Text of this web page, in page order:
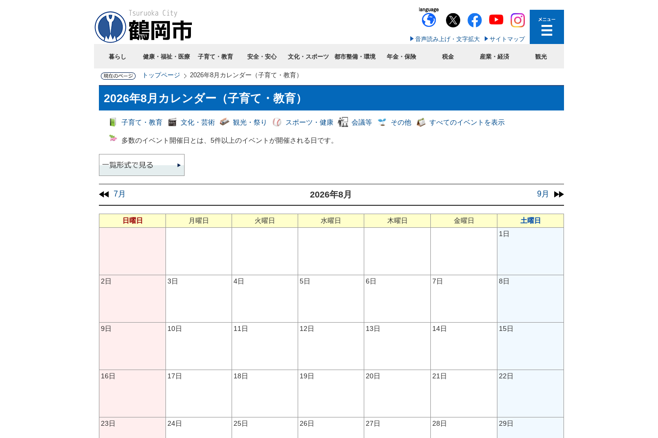
音声読み上げ・文字拡大 サイトマップ
暮らし 健康・福祉・医療 子育て・教育 安全・安心 文化・スポーツ 都市整備・環境 年金・保険 税金 産業・経済 観光
トップページ 2026年8月カレンダー（子育て・教育）
2026年8月カレンダー（子育て・教育）
子育て・教育 文化・芸術 観光・祭り スポーツ・健康 会議等 その他 すべてのイベントを表示
多数のイベント開催日とは、5件以上のイベントが開催される日です。
7月 9月
2026年8月
日曜日 月曜日 火曜日 水曜日 木曜日 金曜日
土曜日
1日
2日 3日 4日 5日 6日 7日 8日
9日 10日 11日 12日 13日 14日 15日
16日 17日 18日 19日 20日 21日 22日
23日 24日 25日 26日 27日 28日 29日